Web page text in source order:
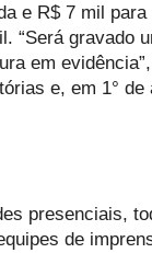
e R$ 7 mil
“Será gravado
em
e, em 1°
presenciais,
de